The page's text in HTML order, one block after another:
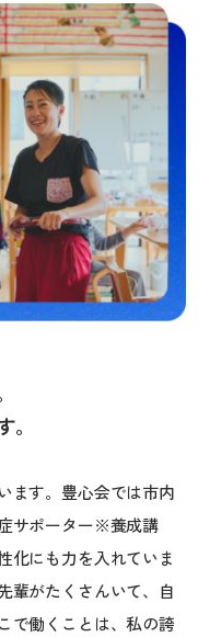
ます。豊心会では市内
サポーター※養成講
化にも力を入れていま
輩がたくさんいて、自
で働くことは、私の誇